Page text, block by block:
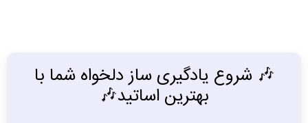
🎶 شروع یادگیری ساز دلخواه شما با
بهترین اساتید🎶